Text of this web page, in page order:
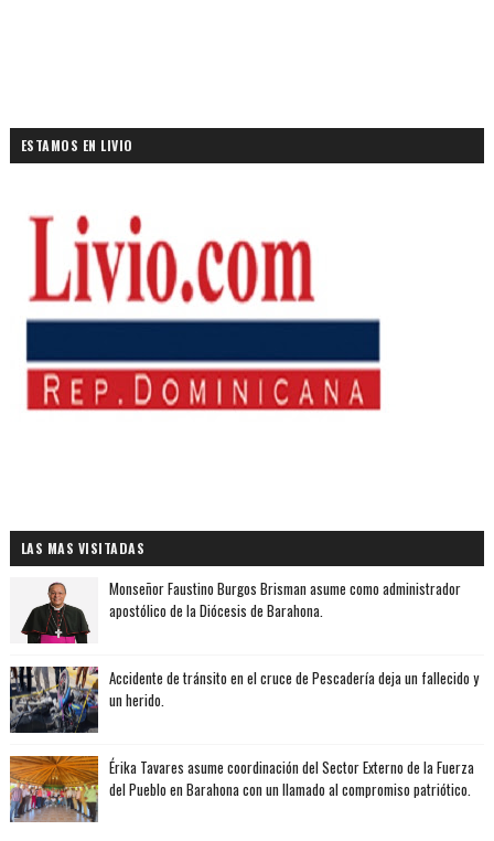
ESTAMOS EN LIVIO
LAS MAS VISITADAS
Monseñor Faustino Burgos Brisman asume como administrador
apostólico de la Diócesis de Barahona.
Accidente de tránsito en el cruce de Pescadería deja un fallecido y
un herido.
Érika Tavares asume coordinación del Sector Externo de la Fuerza
del Pueblo en Barahona con un llamado al compromiso patriótico.